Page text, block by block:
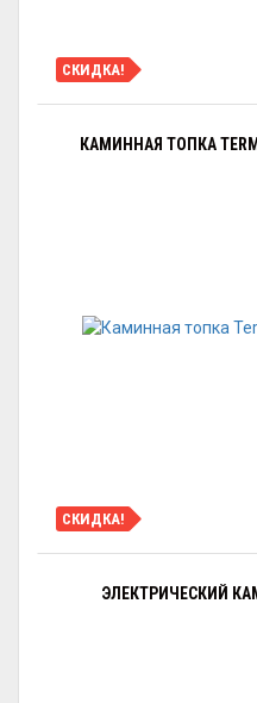
СКИДКА!
КАМИННАЯ ТОПКА
СКИДКА!
ЭЛЕКТРИЧЕСКИЙ